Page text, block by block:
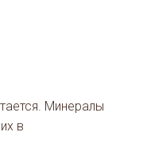
Минералы
в